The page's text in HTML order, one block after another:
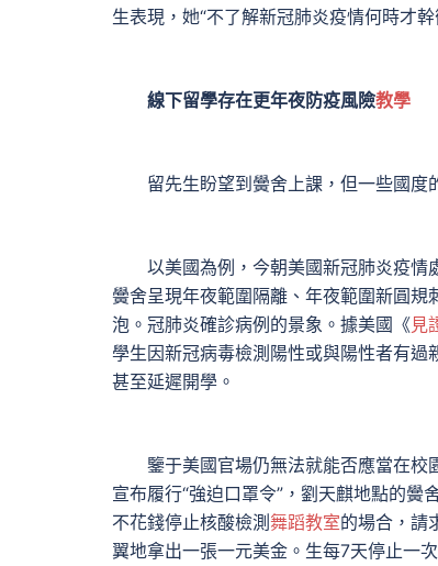
生表現，她“不了解新冠肺炎疫情何時才
線下留學存在更年夜防疫風險教學
留先生盼望到黌舍上課，但一些國度
以美國為例，今朝美國新冠肺炎疫情
黌舍呈現年夜範圍隔離、年夜範圍新圓規
泡。冠肺炎確診病例的景象。據美國《見
學生因新冠病毒檢測陽性或與陽性者有過
甚至延遲開學。
鑒于美國官場仍無法就能否應當在校
宣布履行“強迫口罩令”，劉天麒地點的
不花錢停止核酸檢測 舞蹈教室的場合，請
翼地拿出一張一元美金。生每7天停止一